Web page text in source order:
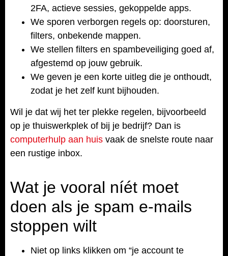
2FA, actieve sessies, gekoppelde apps.
We sporen verborgen regels op: doorsturen,
filters, onbekende mappen.
We stellen filters en spambeveiliging goed af,
afgestemd op jouw gebruik.
We geven je een korte uitleg die je onthoudt,
zodat je het zelf kunt bijhouden.
Wil je dat wij het ter plekke regelen, bijvoorbeeld
op je thuiswerkplek of bij je bedrijf? Dan is
computerhulp aan huis vaak de snelste route naar
een rustige inbox.
Wat je vooral níét moet
doen als je spam e-mails
stoppen wilt
Niet op links klikken om “je account te